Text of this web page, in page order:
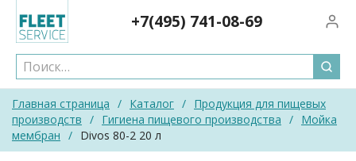
content
+7(495) 741-08-69
Главная страница / Каталог / Продукция для пищевых
производств / Гигиена пищевого производства / Мойка
мембран / Divos 80-2 20 л